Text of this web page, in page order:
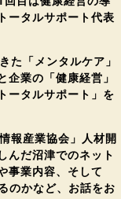
ータルサポート代表
た「メンタルケア」
企業の「健康経営」
ータルサポート」を
報産業協会」人材開
んだ沼津でのネット
事業内容、そして
のかなど、お話をお